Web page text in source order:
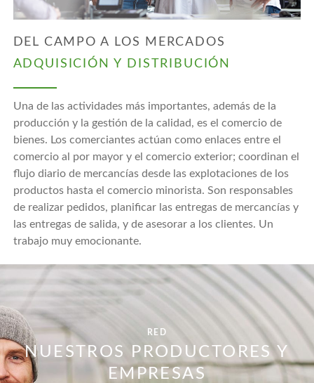
DEL CAMPO A LOS MERCADOS
ADQUISICIÓN Y DISTRIBUCIÓN
Una de las actividades más importantes, además de la
producción y la gestión de la calidad, es el comercio de
bienes. Los comerciantes actúan como enlaces entre el
comercio al por mayor y el comercio exterior; coordinan el
flujo diario de mercancías desde las explotaciones de los
productos hasta el comercio minorista. Son responsables
de realizar pedidos, planificar las entregas de mercancías y
las entregas de salida, y de asesorar a los clientes. Un
trabajo muy emocionante.
RED
NUESTROS PRODUCTORES Y
EMPRESAS